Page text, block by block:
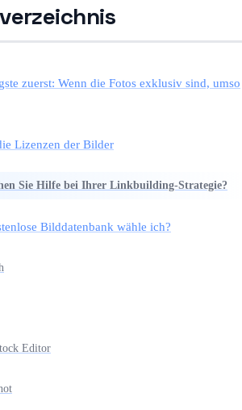
zuerst: Wenn die Fotos exklusiv sind, umso
Lizenzen der Bilder
Sie Hilfe bei Ihrer Linkbuilding-Strategie?
Bilddatenbank wähle ich?
Editor